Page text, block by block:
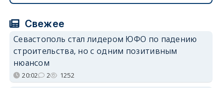
Свежее
Севастополь стал лидером ЮФО по падению
строительства, но с одним позитивным
нюансом
20:02 2 1252